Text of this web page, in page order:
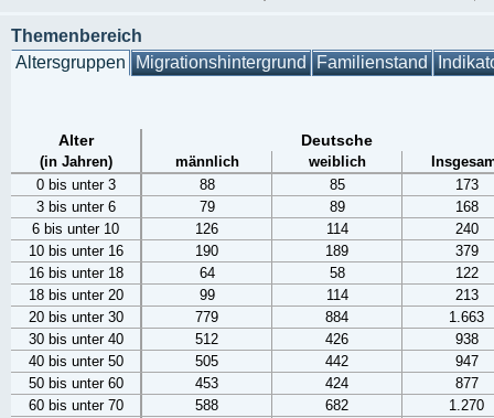
Themenbereich
Altersgruppen Migrationshintergrund Familienstand
Alter Deutsche
(in Jahren) männlich weiblich
0 bis unter 3
88 85
173
3 bis unter 6
79 89
168
6 bis unter 10
126 114
240
10 bis unter 16
190 189
379
16 bis unter 18
64 58
122
18 bis unter 20
99 114
213
20 bis unter 30
779 884
1.663
30 bis unter 40
512 426
938
40 bis unter 50
505 442
947
50 bis unter 60
453 424
877
60 bis unter 70
588 682
1.270